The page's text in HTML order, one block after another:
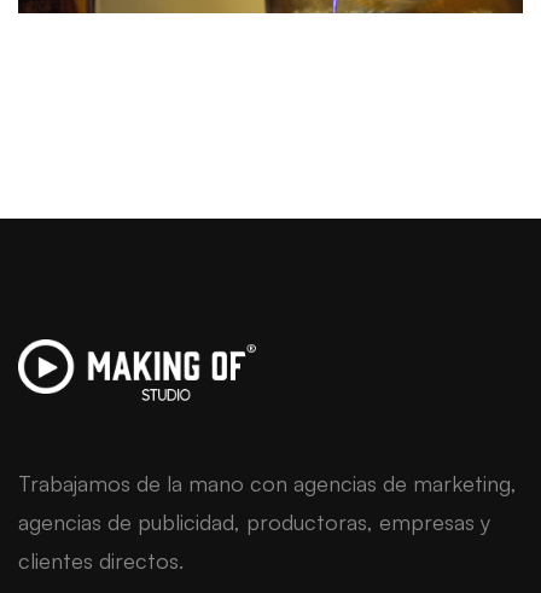
Trabajamos de la mano con agencias de marketing,
agencias de publicidad, productoras, empresas y
clientes directos.